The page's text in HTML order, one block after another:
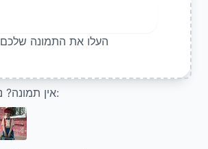
העלו את התמונה שלכם
אין תמונה? נסה אחת מהבאות: